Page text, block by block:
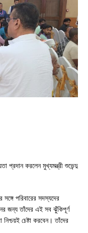
প্রদান করলেন মুখ্যমন্ত্রী শুভেন্দু
পরিবারের সদস্যদের
জন্য তাঁদের এই সব ঝুঁকিপূর্ণ
চেষ্টা করবেন। তাঁদের